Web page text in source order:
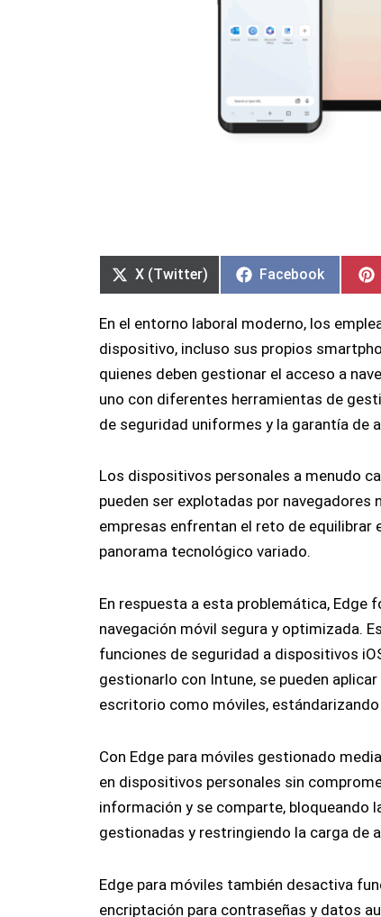
en
X (Twitter)
en
Facebook
En el entorno laboral moderno, los
dispositivo, incluso sus propios
quienes deben gestionar el acceso a
uno con diferentes herramientas de
de seguridad uniformes y la garantía de
Los dispositivos personales a menudo
pueden ser explotadas por
empresas enfrentan el reto de equilibrar
panorama tecnológico variado.
En respuesta a esta problemática, Edge
navegación móvil segura y optimizada.
funciones de seguridad a dispositivos
gestionarlo con Intune, se pueden
escritorio como móviles,
Con Edge para móviles gestionado
en dispositivos personales sin
información y se comparte, bloqueando
gestionadas y restringiendo la carga de
Edge para móviles también desactiva
encriptación para contraseñas y datos
en
en